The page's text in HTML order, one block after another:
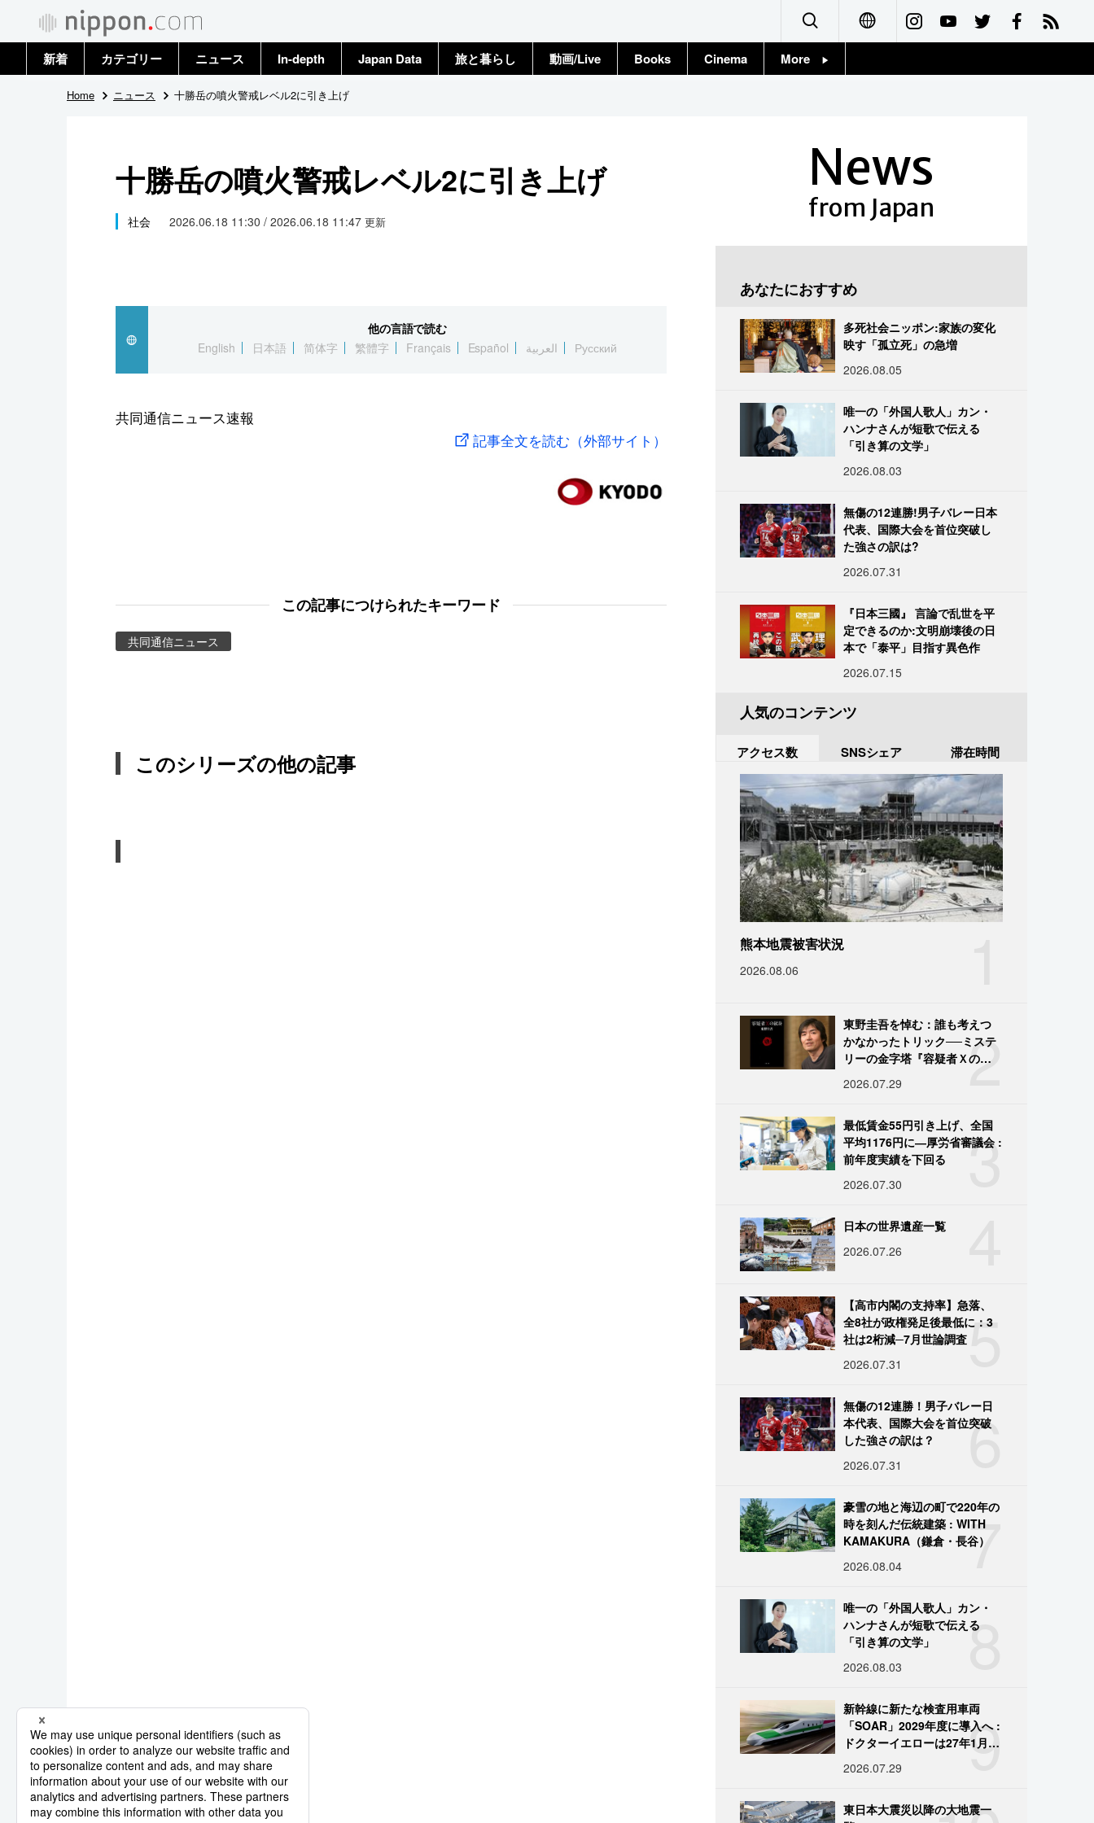
Français
新着 カテゴリー
政治・外交
国際
科学・技術
暮らし
ニュース
トップ
In-depth Japan Data 旅と暮らし 動画/Live Books Cinema More
Home ニュース 十勝岳の噴火警戒レベル2に引き上げ
十勝岳の噴火警戒レベル2に引き上げ
社会 2026.06.18 11:30 / 2026.06.18 11:47 更新
他の言語で読む
English
日本語 简体字 繁體字 Français Español العربية Русский
共同通信ニュース速報
記事全文を読む（外部サイト）
この記事につけられたキーワード
共同通信ニュース
このシリーズの他の記事
News
from Japan
あなたにおすすめ
多死社会ニッポン:家族の変化
映す「孤立死」の急増
2026.08.05
唯一の「外国人歌人」カン・
ハンナさんが短歌で伝える
「引き算の文学」
2026.08.03
無傷の12連勝!男子バレー日本
代表、国際大会を首位突破し
た強さの訳は?
2026.07.31
『日本三國』 言論で乱世を平
定できるのか:文明崩壊後の日
本で「泰平」目指す異色作
2026.07.15
人気のコンテンツ
アクセス数 SNSシェア 滞在時間
熊本地震被害状況
2026.08.06
2
東野圭吾を悼む：誰も考えつ
かなかったトリック──ミステ
リーの金字塔『容疑者Ｘの献
2026.07.29
3
最低賃金55円引き上げ、全国
平均1176円に―厚労省審議会 :
前年度実績を下回る
2026.07.30
日本の世界遺産一覧
2026.07.26
5
【高市内閣の支持率】急落、
全8社が政権発足後最低に：3
社は2桁減─7月世論調査
2026.07.31
6
無傷の12連勝！男子バレー日
本代表、国際大会を首位突破
した強さの訳は？
2026.07.31
7
豪雪の地と海辺の町で220年の
時を刻んだ伝統建築 : WITH
KAMAKURA（鎌倉・長谷）
2026.08.04
8
唯一の「外国人歌人」カン・
ハンナさんが短歌で伝える
「引き算の文学」
2026.08.03
9
新幹線に新たな検査用車両
「SOAR」2029年度に導入へ :
ドクターイエローは27年1月に
2026.07.29
東日本大震災以降の大地震一